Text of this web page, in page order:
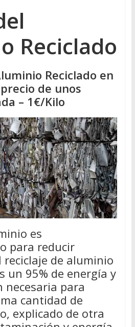
Reciclado
Reciclado en
de unos
– 1€/Kilo
es
para reducir
reciclaje de aluminio
un 95% de energía y
necesaria para
cantidad de
explicado de otra